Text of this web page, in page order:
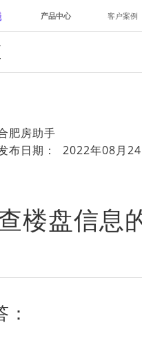
产品中心 客户案例
肥房助手
布日期： 2022年08月24
楼盘信息